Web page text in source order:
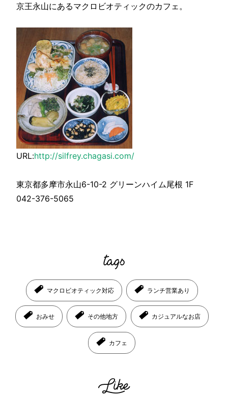
京王永山にあるマクロビオティックのカフェ。
URL:http://silfrey.chagasi.com/
東京都多摩市永山6-10-2 グリーンハイム尾根 1F
042-376-5065
マクロビオティック対応 ランチ営業あり
おみせ その他地方 カジュアルなお店
カフェ